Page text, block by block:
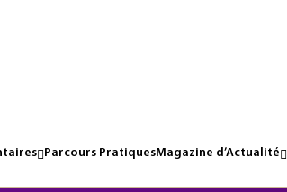
Parcours PratiquesMagazine d’Actualité